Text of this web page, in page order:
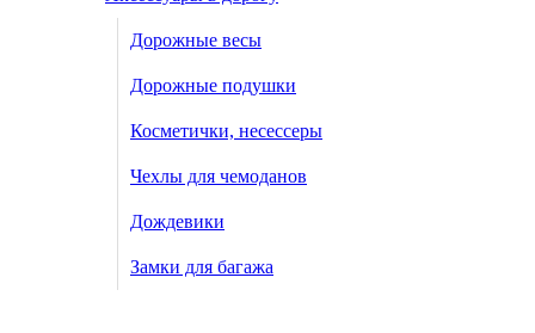
Дорожные весы
Дорожные подушки
Косметички, несессеры
Чехлы для чемоданов
Дождевики
Замки для багажа